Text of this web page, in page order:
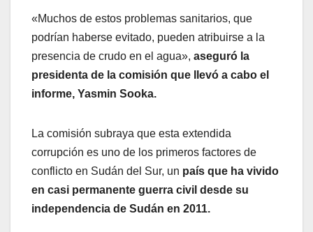
«Muchos de estos problemas sanitarios, que
podrían haberse evitado, pueden atribuirse a la
presencia de crudo en el agua», aseguró la
presidenta de la comisión que llevó a cabo el
informe, Yasmin Sooka.
La comisión subraya que esta extendida
corrupción es uno de los primeros factores de
conflicto en Sudán del Sur, un país que ha vivido
en casi permanente guerra civil desde su
independencia de Sudán en 2011.